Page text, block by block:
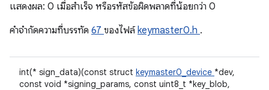
แสดงผล: 0 เมื่อสําเร็จ หรือรหัสข้อผิดพลาดที่น้อยกว่า 0
คําจํากัดความที่บรรทัด 67 ของไฟล์keymaster0.h .
int(* sign_data)(const struct keymaster0_device *dev,
const void *signing_params, const uint8_t *key_blob,